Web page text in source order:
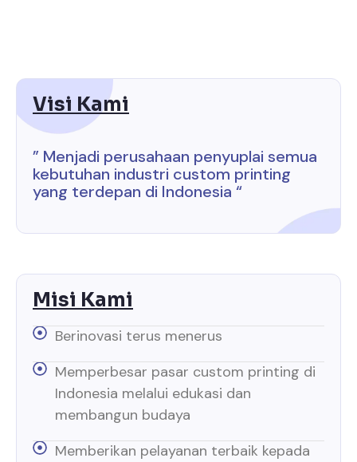
Visi Kami
” Menjadi perusahaan penyuplai semua
kebutuhan industri custom printing
yang terdepan di Indonesia “
Misi Kami
Berinovasi terus menerus
Memperbesar pasar custom printing di
Indonesia melalui edukasi dan
membangun budaya
Memberikan pelayanan terbaik kepada